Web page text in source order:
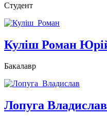
Студент
Куліш Роман
Бакалавр
Лопуга